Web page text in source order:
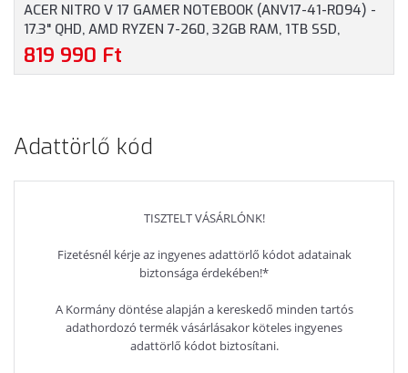
ACER NITRO V 17 GAMER NOTEBOOK (ANV17-41-R094) -
17.3" QHD, AMD RYZEN 7-260, 32GB RAM, 1TB SSD,
NVIDIA GEFORCE RTX 5070 8GB, MAGYAR
BILLENTYŰZET, OPERÁCIÓS RENDSZER NÉLKÜL, 3 ÉV
819 990 Ft
Adattörlő kód
TISZTELT VÁSÁRLÓNK!
Fizetésnél kérje az ingyenes adattörlő kódot adatainak
biztonsága érdekében!*
A Kormány döntése alapján a kereskedő minden tartós
adathordozó termék vásárlásakor köteles ingyenes
adattörlő kódot biztosítani.